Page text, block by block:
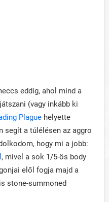
eddig, ahol mind a
(vagy inkább ki
Plague helyette
segít a túlélésen az aggro
hogy mi a jobb:
, mivel a sok 1/5-ös body
elől fogja majd a
stone-summoned